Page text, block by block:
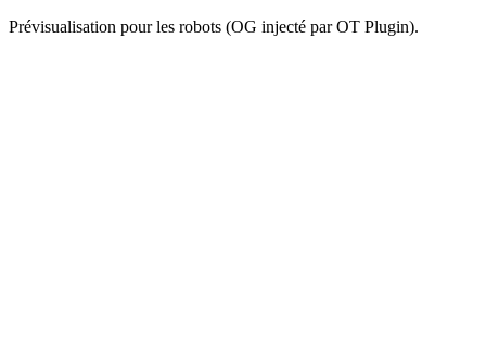
Prévisualisation pour les robots (OG injecté par OT Plugin).